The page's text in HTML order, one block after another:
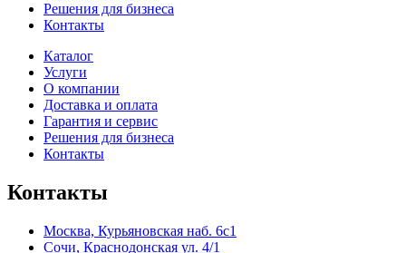
Решения для бизнеса
Контакты
Каталог
Услуги
О компании
Доставка и оплата
Гарантия и сервис
Решения для бизнеса
Контакты
Контакты
Москва, Курьяновская наб. 6с1
Сочи, Краснодонская ул. 4/1